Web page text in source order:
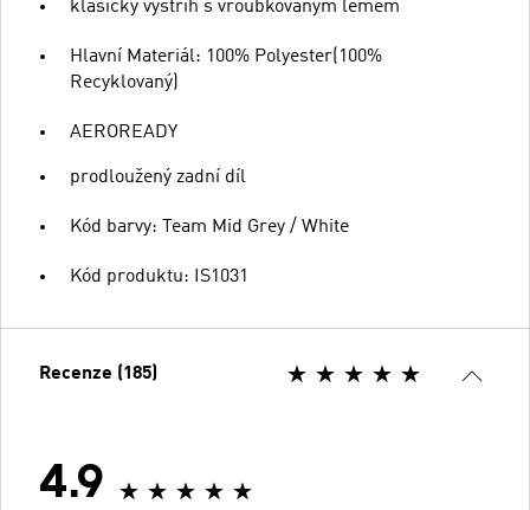
klasický výstřih s vroubkovaným lemem
Hlavní Materiál: 100% Polyester(100%
Recyklovaný)
AEROREADY
prodloužený zadní díl
Kód barvy: Team Mid Grey / White
Kód produktu: IS1031
Recenze (185)
4.9